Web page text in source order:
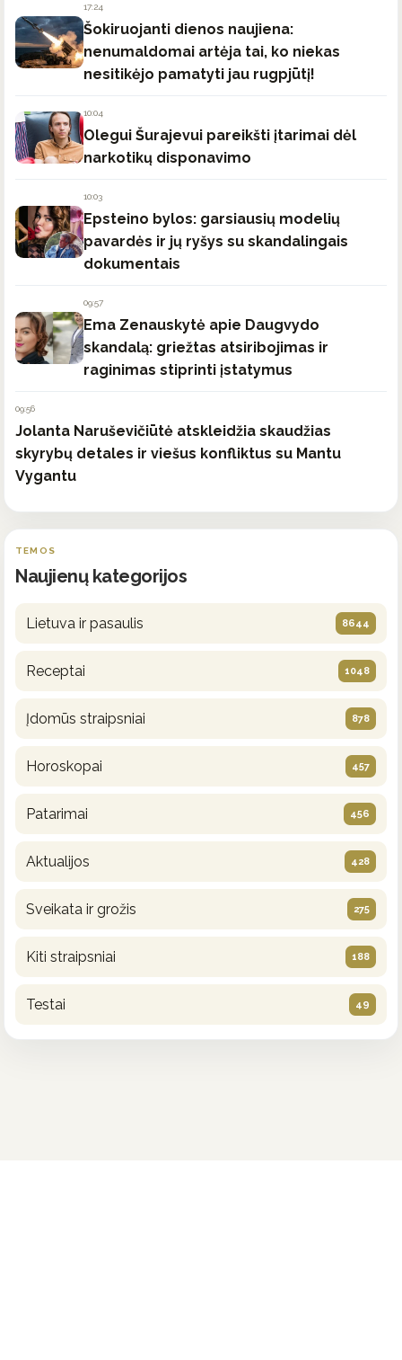
17:24
Šokiruojanti dienos naujiena:
nenumaldomai artėja tai, ko niekas
nesitikėjo pamatyti jau rugpjūtį!
10:04
Olegui Šurajevui pareikšti įtarimai dėl
narkotikų disponavimo
10:03
Epsteino bylos: garsiausių modelių
pavardės ir jų ryšys su skandalingais
dokumentais
09:57
Ema Zenauskytė apie Daugvydo
skandalą: griežtas atsiribojimas ir
raginimas stiprinti įstatymus
09:56
Jolanta Naruševičiūtė atskleidžia skaudžias
skyrybų detales ir viešus konfliktus su Mantu
Vygantu
TEMOS
Naujienų kategorijos
Lietuva ir pasaulis 8644
Receptai 1048
Įdomūs straipsniai 878
Horoskopai 457
Patarimai 456
Aktualijos 428
Sveikata ir grožis 275
Kiti straipsniai 188
Testai 49